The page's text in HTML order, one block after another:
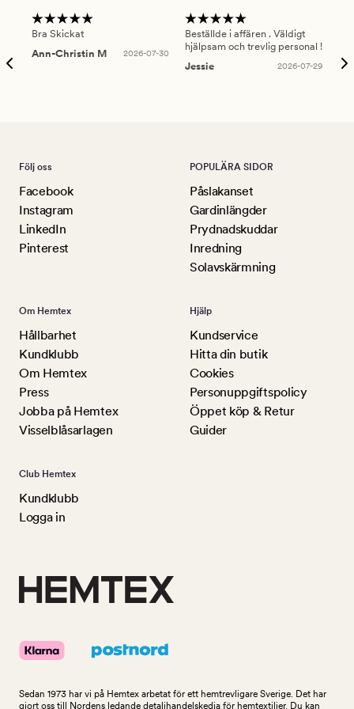
Bra Skickat
Ann-Christin M
2026-07-30
Beställde i affären . Väldigt
hjälpsam och trevlig personal !
Jessie
2026-07-29
Följ oss
Facebook
Instagram
LinkedIn
Pinterest
POPULÄRA SIDOR
Påslakanset
Gardinlängder
Prydnadskuddar
Inredning
Solavskärmning
Om Hemtex
Hållbarhet
Kundklubb
Om Hemtex
Press
Jobba på Hemtex
Visselblåsarlagen
Hjälp
Kundservice
Hitta din butik
Cookies
Personuppgiftspolicy
Öppet köp & Retur
Guider
Club Hemtex
Kundklubb
Logga in
Sedan 1973 har vi på Hemtex arbetat för ett hemtrevligare Sverige. Det har
gjort oss till Nordens ledande detaljhandelskedja för hemtextilier. Du kan